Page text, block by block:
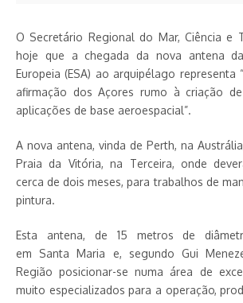
O Secretário Regional do Mar, Ciência e
hoje que a chegada da nova antena da
Europeia (ESA) ao arquipélago representa
afirmação dos Açores rumo à criação
aplicações de base aeroespacial”.
A nova antena, vinda de Perth, na
Praia da Vitória, na Terceira, onde
cerca de dois meses, para trabalhos de
pintura.
Esta antena, de 15 metros de
em Santa Maria e, segundo Gui
Região posicionar-se numa área de
muito especializados para a operação,